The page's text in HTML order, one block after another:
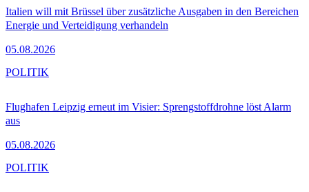
Italien will mit Brüssel über zusätzliche Ausgaben in den Bereichen
Energie und Verteidigung verhandeln
05.08.2026
Flughafen Leipzig erneut im Visier: Sprengstoffdrohne löst Alarm
aus
05.08.2026
POLITIK
POLITIK